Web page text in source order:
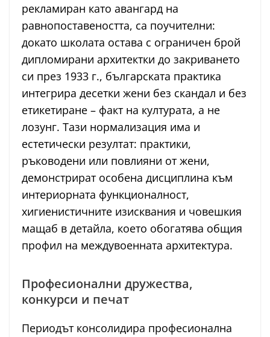
рекламиран като авангард на
равнопоставеността, са поучителни:
докато школата остава с ограничен брой
дипломирани архитектки до закриването
си през 1933 г., българската практика
интегрира десетки жени без скандал и без
етикетиране – факт на културата, а не
лозунг. Тази нормализация има и
естетически резултат: практики,
ръководени или повлияни от жени,
демонстрират особена дисциплина към
интериорната функционалност,
хигиенистичните изисквания и човешкия
мащаб в детайла, което обогатява общия
профил на междувоенната архитектура.
Професионални дружества,
конкурси и печат
Периодът консолидира професионална